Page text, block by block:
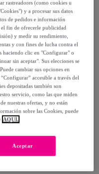
tecnico
08
rastreadores (como cookies u
y a procesar sus datos
de pedidos e información
fin de ofrecerle publicidad
y medir su rendimiento,
y con fines de lucha contra el
haciendo clic en "Configurar" o
sin aceptar". Sus elecciones se
cambiar sus opciones en
accesible a través del
depositadas también son
servicio, como las que miden
nuestras ofertas, y no están
sobre las Cookies, puede
AQUÍ.
Aceptar